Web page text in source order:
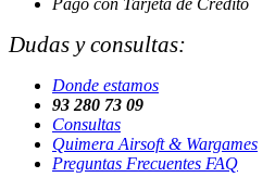
Pago con Tarjeta de Crédito
Dudas y consultas:
Donde estamos
93 280 73 09
Consultas
Quimera Airsoft & Wargames
Preguntas Frecuentes FAQ